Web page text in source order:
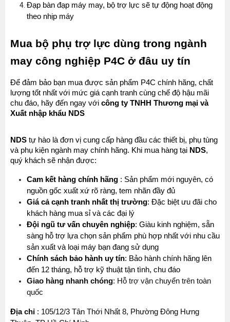
Đạp bàn đạp máy may, bộ trợ lực sẽ tự động hoạt động
theo nhịp máy
Mua bộ phụ trợ lực dùng trong ngành
may công nghiệp P4C ở đâu uy tín
Để đảm bảo bạn mua được sản phẩm P4C chính hãng, chất
lượng tốt nhất với mức giá cạnh tranh cùng chế độ hậu mãi
chu đáo, hãy đến ngay với công ty TNHH Thương mại và
Xuất nhập khẩu NDS
NDS tự hào là đơn vị cung cấp hàng đầu các thiết bị, phụ tùng
và phụ kiện ngành may chính hãng. Khi mua hàng tại NDS,
quý khách sẽ nhận được:
Cam kết hàng chính hãng : Sản phẩm mới nguyên, có
nguồn gốc xuất xứ rõ ràng, tem nhãn đầy đủ
Giá cả cạnh tranh nhất thị trường: Đặc biệt ưu đãi cho
khách hàng mua sỉ và các đại lý
Đội ngũ tư vấn chuyên nghiệp: Giàu kinh nghiệm, sẵn
sàng hỗ trợ lựa chọn sản phẩm phù hợp nhất với nhu cầu
sản xuất và loại máy bạn đang sử dụng
Chính sách bảo hành uy tín: Bảo hành chính hãng lên
đến 12 tháng, hỗ trợ kỹ thuật tận tình, chu đáo
Giao hàng nhanh chóng: Hỗ trợ vận chuyển trên toàn
quốc
Địa chỉ : 105/12/3 Tân Thới Nhất 8, Phường Đông Hưng
Máy May Bao Cầm Tay: Chọn Máy Chạy Pin Hay
Chạy Điện Tốt Hơn? So Sánh Chi Tiết 2025
Thứ tư, 20/11/2024
Máy May Bao Cầm Tay Chính Hãng – Giá Rẻ,
Bền, Dễ Sử Dụng (Top 3 Nên Mua)
Thứ tư, 20/11/2024
nghiệp của bạn
Thứ năm, 24/10/2024
MÁY MAY BAO CẦM TAY TRỤ ĐỨNG 2 KIM
Giá bán lẻ:
MÁY QUẤN DÂY ĐAI TỰ ĐỘNG
Đăng nhập để xem giá sỉ
Giá bán lẻ:
Giá bán lẻ: